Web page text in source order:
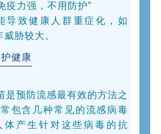
疫力强，不用防护”
导致健康人群重症化，如
胁较大。
健康
是预防流感最有效的方法之
包含几种常见的流感病毒
体产生针对这些病毒的抗